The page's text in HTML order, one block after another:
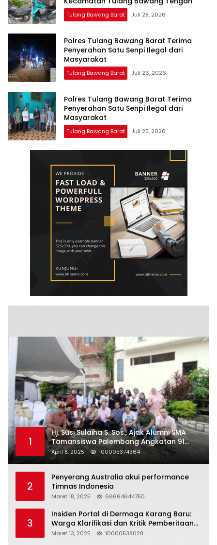
Tulang Bawang Barat Juli 28, 2026
Polres Tulang Bawang Barat Terima
Penyerahan Satu Senpi Ilegal dari
Masyarakat
Tulang Bawang Barat Juli 26, 2026
Polres Tulang Bawang Barat Terima
Penyerahan Satu Senpi Ilegal dari
Masyarakat
Tulang Bawang Barat Juli 25, 2026
1
Hj. Susi Sulaiha S. Sos., Ajak Alumni SMA
Tamansiswa Palembang Angkatan 91
Halal Bihalal
April 8, 2025 100005374364
2
Penyerang Australia akui performance
Timnas Indonesia
Maret 18, 2025 66664644750
3
Insiden Portal di Dermaga Karang Baru:
Warga Klarifikasi dan Kritik Pemberitaan
yang Tidak Akurat
Maret 13, 2025 10000538028